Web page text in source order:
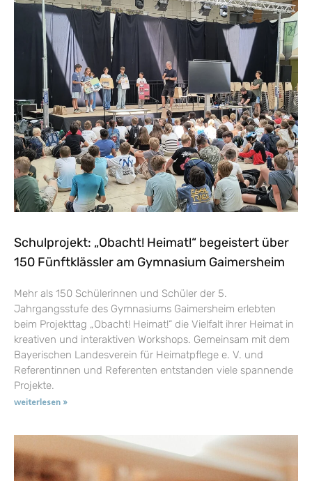
Schulprojekt: „Obacht! Heimat!“ begeistert über
150 Fünftklässler am Gymnasium Gaimersheim
Mehr als 150 Schülerinnen und Schüler der 5.
Jahrgangsstufe des Gymnasiums Gaimersheim erlebten
beim Projekttag „Obacht! Heimat!“ die Vielfalt ihrer Heimat in
kreativen und interaktiven Workshops. Gemeinsam mit dem
Bayerischen Landesverein für Heimatpflege e. V. und
Referentinnen und Referenten entstanden viele spannende
Projekte.
weiterlesen »